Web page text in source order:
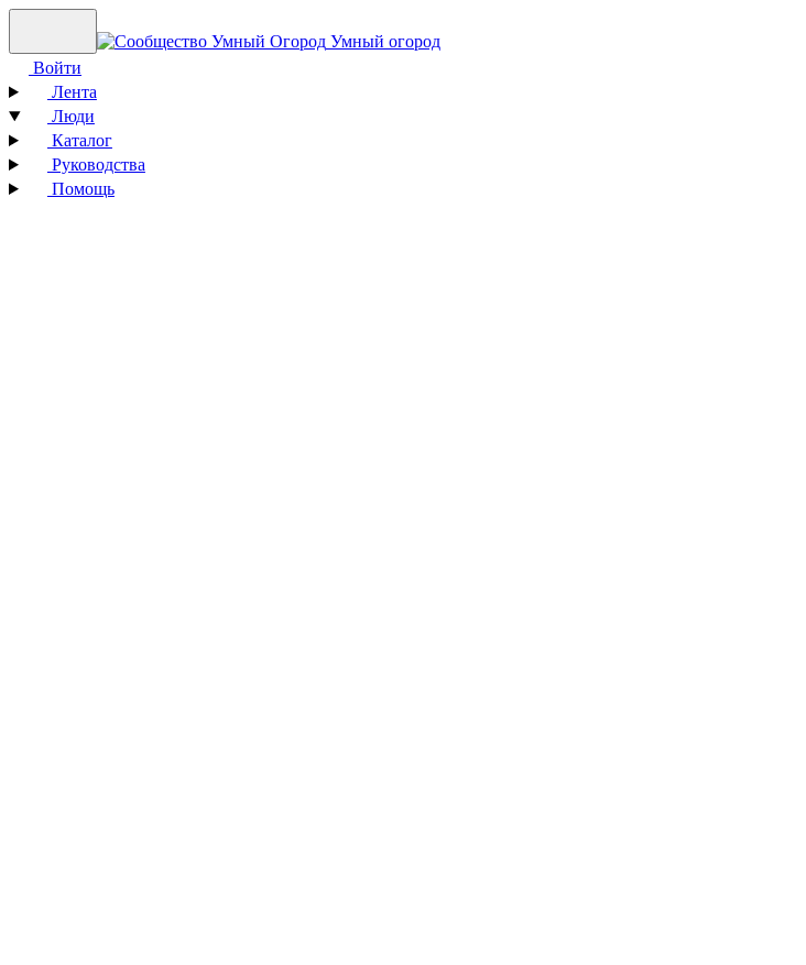
Умный огород
Войти
Лента
Люди
Каталог
Руководства
Помощь